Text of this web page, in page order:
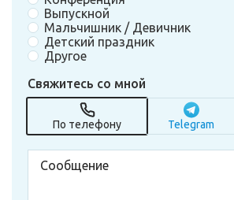
Выпускной
Мальчишник / Девичник
Детский праздник
Другое
Свяжитесь со мной
По телефону Telegram